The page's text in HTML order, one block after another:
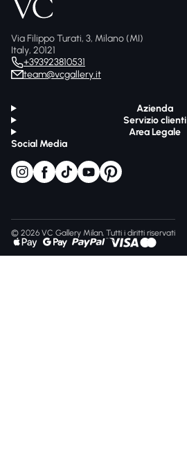
Via Filippo Turati, 3, Milano (MI)
Italy, 20121
+393923810531
team@vcgallery.it
Azienda
Servizio clienti
Area Legale
Social Media
© 2026 VC Gallery Milan, Tutti i diritti riservati